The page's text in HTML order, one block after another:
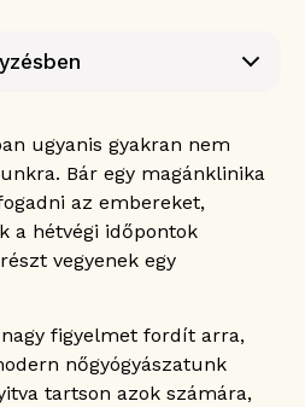
hétvégén?
szűrővizsgálat
– Ezekkel a tünetekkel
ugyanis gyakran nem
Bár egy magánklinika
az embereket,
a hétvégi időpontok
vegyenek egy
figyelmet fordít arra,
nőgyógyászatunk
tartson azok számára,